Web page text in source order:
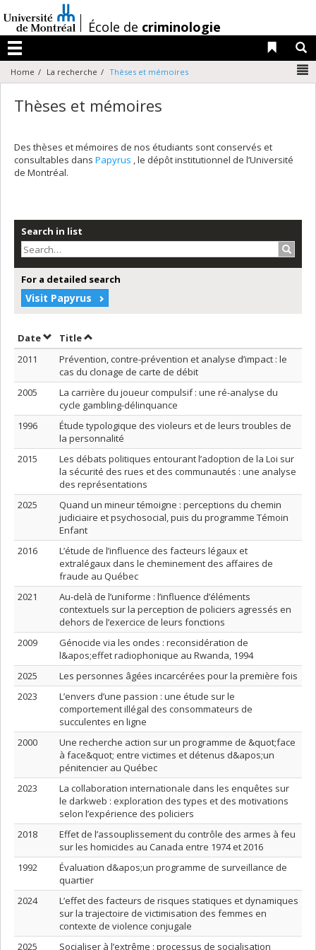
au
contenu
/École de criminologie
Menu
Liens
Home La recherche Thèses et mémoires
Thèses et mémoires
Des thèses et mémoires de nos étudiants sont conservés et
consultables dans Papyrus , le dépôt institutionnel de l’Université
de Montréal.
Search in list
For a detailed search
Visit Papyrus
DateSort by date in descending order
TitleSort by title in descending order
2011
Prévention, contre-prévention et analyse d’impact : le
cas du clonage de carte de débit
2005
La carrière du joueur compulsif : une ré-analyse du
cycle gambling-délinquance
1996
Étude typologique des violeurs et de leurs troubles de
la personnalité
2015
Les débats politiques entourant l’adoption de la Loi sur
la sécurité des rues et des communautés : une analyse
des représentations
2025
Quand un mineur témoigne : perceptions du chemin
judiciaire et psychosocial, puis du programme Témoin
Enfant
2016
L’étude de l’influence des facteurs légaux et
extralégaux dans le cheminement des affaires de
fraude au Québec
2021
Au-delà de l’uniforme : l’influence d’éléments
contextuels sur la perception de policiers agressés en
dehors de l’exercice de leurs fonctions
2009
Génocide via les ondes : reconsidération de
l&apos;effet radiophonique au Rwanda, 1994
2025
Les personnes âgées incarcérées pour la première fois
2023
L’envers d’une passion : une étude sur le
comportement illégal des consommateurs de
succulentes en ligne
2000
Une recherche action sur un programme de &quot;face
à face&quot; entre victimes et détenus d&apos;un
pénitencier au Québec
2023
La collaboration internationale dans les enquêtes sur
le darkweb : exploration des types et des motivations
selon l’expérience des policiers
2018
Effet de l’assouplissement du contrôle des armes à feu
sur les homicides au Canada entre 1974 et 2016
1992
Évaluation d&apos;un programme de surveillance de
quartier
2024
L’effet des facteurs de risques statiques et dynamiques
sur la trajectoire de victimisation des femmes en
contexte de violence conjugale
2025
Socialiser à l’extrême : processus de socialisation